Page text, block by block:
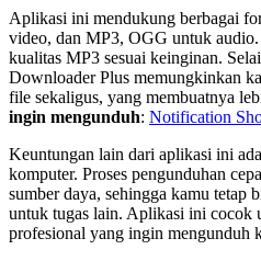
Aplikasi ini mendukung berbagai
video, dan MP3, OGG untuk
kualitas MP3 sesuai keinginan.
Downloader Plus memungkinkan
file sekaligus, yang membuatnya
ingin mengunduh: Notification
Keuntungan lain dari aplikasi ini
komputer. Proses pengunduhan
sumber daya, sehingga kamu tetap
untuk tugas lain. Aplikasi ini cocok
profesional yang ingin mengunduh